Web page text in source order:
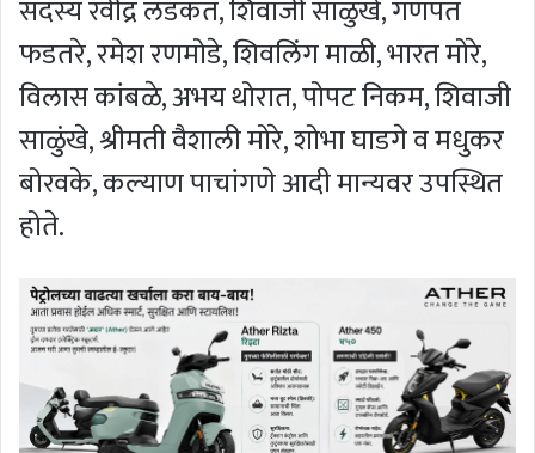
सदस्य रवींद्र लडकत, शिवाजी साळुंखे, गणपत
फडतरे, रमेश रणमोडे, शिवलिंग माळी, भारत मोरे,
विलास कांबळे, अभय थोरात, पोपट निकम, शिवाजी
साळुंखे, श्रीमती वैशाली मोरे, शोभा घाडगे व मधुकर
बोरवके, कल्याण पाचांगणे आदी मान्यवर उपस्थित
होते.